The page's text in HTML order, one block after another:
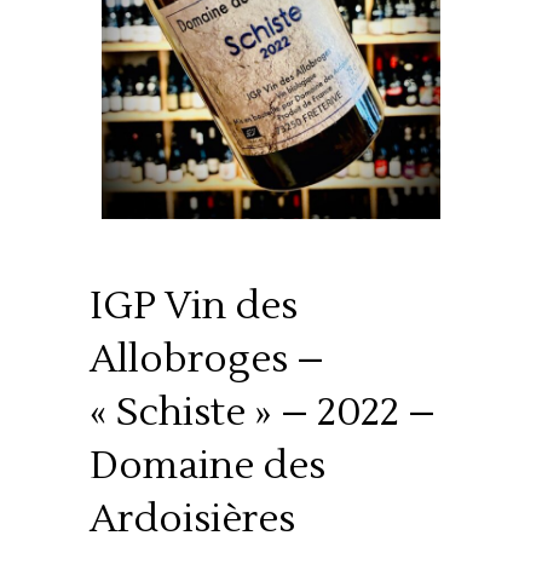
IGP Vin des
Allobroges –
« Schiste » – 2022 –
Domaine des
Ardoisières